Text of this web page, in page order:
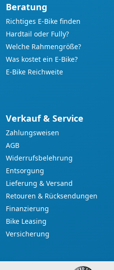
Beratung
Richtiges E-Bike finden
Hardtail oder Fully?
Welche Rahmengröße?
Was kostet ein E-Bike?
E-Bike Reichweite
Verkauf & Service
Zahlungsweisen
AGB
Widerrufsbelehrung
Entsorgung
Lieferung & Versand
Retouren & Rücksendungen
Finanzierung
Bike Leasing
Versicherung